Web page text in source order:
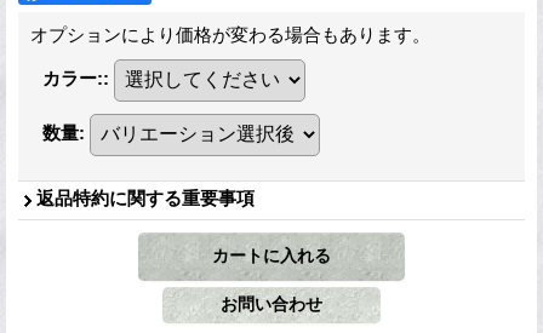
オプションにより価格が変わる場合もあります。
カラー::
数量:
返品特約に関する重要事項